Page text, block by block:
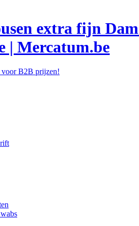
| Mercatum.be
voor B2B prijzen!